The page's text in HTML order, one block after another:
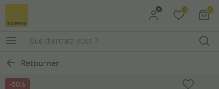
Aller au menu principal
0 0
Retourner
-30%